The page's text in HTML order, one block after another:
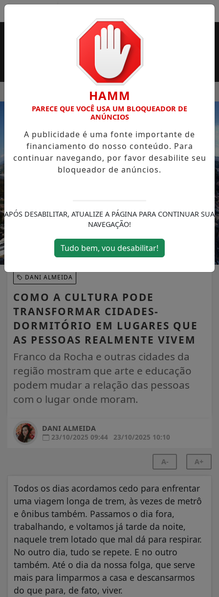
ROSSI SERÁ BREVEMENTE INAUGURADA EM
EM ALTA
DANI ALMEIDA
COMO A CULTURA PODE
TRANSFORMAR CIDADES-
DORMITÓRIO EM LUGARES QUE
AS PESSOAS REALMENTE VIVEM
Franco da Rocha e outras cidades da
região mostram que arte e educação
podem mudar a relação das pessoas
com o lugar onde moram.
DANI ALMEIDA
23/10/2025 09:44
23/10/2025 10:10
A- A+
Todos os dias acordamos cedo para enfrentar
uma viagem longa de trem, às vezes de metrô
e ônibus também. Passamos o dia fora,
trabalhando, e voltamos já tarde da noite,
naquele trem lotado que mal dá para respirar.
No outro dia, tudo se repete. E no outro
também. Até o dia da nossa folga, que serve
mais para limparmos a casa e descansarmos
do que para, de fato, viver.
HAMM
PARECE QUE VOCÊ USA UM BLOQUEADOR DE
ANÚNCIOS
A publicidade é uma fonte importante de
financiamento do nosso conteúdo. Para
continuar navegando, por favor desabilite seu
bloqueador de anúncios.
APÓS DESABILITAR, ATUALIZE A PÁGINA PARA CONTINUAR SUA
NAVEGAÇÃO!
Tudo bem, vou desabilitar!